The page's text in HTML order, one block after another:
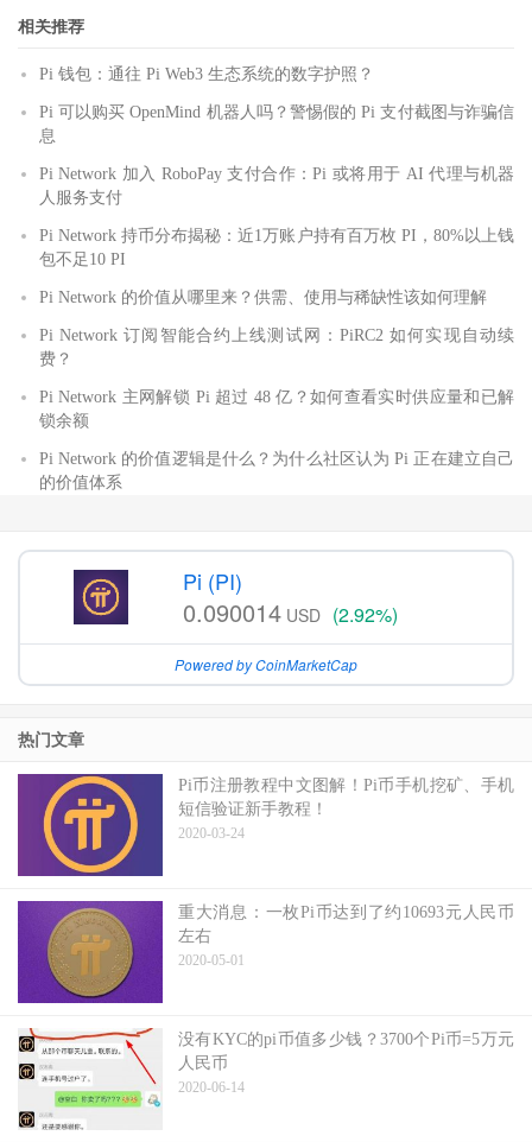
相关推荐
Pi 钱包：通往 Pi Web3 生态系统的数字护照？
Pi 可以购买 OpenMind 机器人吗？警惕假的 Pi 支付截图与诈骗信
息
Pi Network 加入 RoboPay 支付合作：Pi 或将用于 AI 代理与机器
人服务支付
Pi Network 持币分布揭秘：近1万账户持有百万枚 PI，80%以上钱
包不足10 PI
Pi Network 的价值从哪里来？供需、使用与稀缺性该如何理解
Pi Network 订阅智能合约上线测试网：PiRC2 如何实现自动续
费？
Pi Network 主网解锁 Pi 超过 48 亿？如何查看实时供应量和已解
锁余额
Pi Network 的价值逻辑是什么？为什么社区认为 Pi 正在建立自己
的价值体系
Pi (PI)
0.090014 USD (2.92%)
Powered by CoinMarketCap
热门文章
Pi币注册教程中文图解！Pi币手机挖矿、手机
短信验证新手教程！
2020-03-24
重大消息：一枚Pi币达到了约10693元人民币
左右
2020-05-01
没有KYC的pi币值多少钱？3700个Pi币=5万元
人民币
2020-06-14